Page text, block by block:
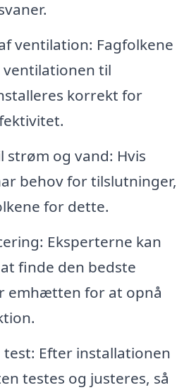
ventilation: Fagfolkene
ventilationen til
korrekt for
strøm og vand: Hvis
behov for tilslutninger,
for dette.
Eksperterne kan
finde den bedste
emhætten for at opnå
test: Efter installationen
testes og justeres, så